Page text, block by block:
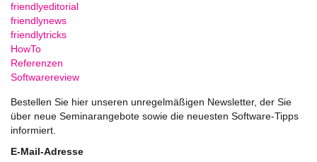
friendlyeditorial
friendlynews
friendlytricks
HowTo
Referenzen
Softwarereview
Bestellen Sie hier unseren unregelmäßigen Newsletter, der Sie
über neue Seminarangebote sowie die neuesten Software-Tipps
informiert.
E-Mail-Adresse